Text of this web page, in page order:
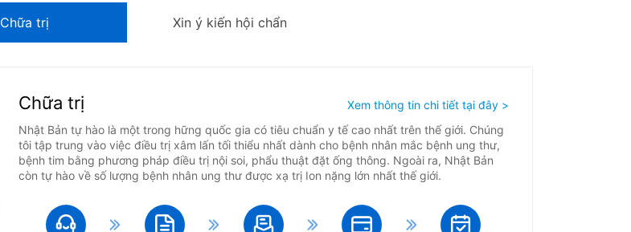
Chữa trị Xin ý kiến hội chẩn
Xem thông tin chi tiết tại đây >
Chữa trị
Nhật Bản tự hào là một trong hững quốc gia có tiêu chuẩn y tế cao nhất trên thế giới. Chúng
tôi tập trung vào việc điều trị xâm lấn tối thiểu nhất dành cho bệnh nhân mắc bệnh ung thư,
bệnh tim bằng phương pháp điều trị nội soi, phẩu thuật đặt ống thông. Ngoài ra, Nhật Bản
còn tự hào về số lượng bệnh nhân ung thư được xạ trị Ion nặng lớn nhất thế giới.